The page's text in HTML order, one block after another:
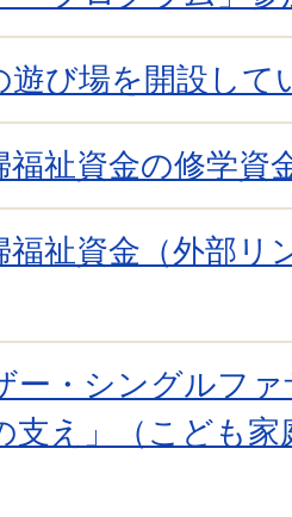
遊び場を開設して
福祉資金の修学資
福祉資金（外部リ
ー・シングルフ
支え」（こども